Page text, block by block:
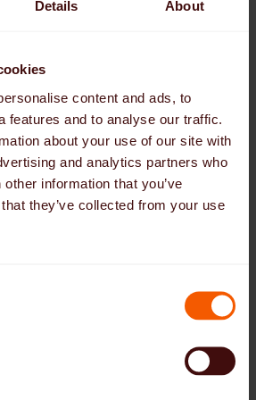
Details About
content and ads, to
features and to analyse our traffic.
about your use of our site with
and analytics partners who
information that you’ve
they’ve collected from your use
данъци,
за агенции
(B2B)
чрез
агенции за
са от Източна
в Германия.